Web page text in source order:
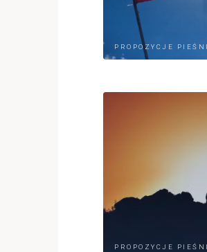
PROPOZYCJE PIEŚNI
PROPOZYCJE PIEŚNI